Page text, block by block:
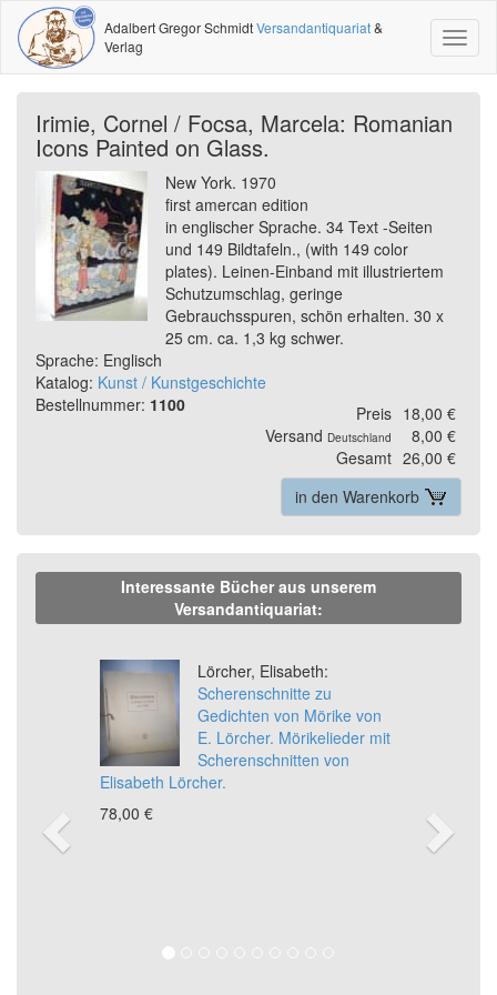
Adalbert Gregor SchmidtVersandantiquariat&
Verlag
Irimie, Cornel / Focsa, Marcela: Romanian
Icons Painted on Glass.
New York. 1970
first amercan edition
in englischer Sprache. 34 Text -Seiten
und 149 Bildtafeln., (with 149 color
plates). Leinen-Einband mit illustriertem
Schutzumschlag, geringe
Gebrauchsspuren, schön erhalten. 30 x
25 cm. ca. 1,3 kg schwer.
Sprache: Englisch
Katalog: Kunst / Kunstgeschichte
Bestellnummer: 1100 Preis 18,00 €
Versand Deutschland
8,00 €
Gesamt 26,00 €
in den Warenkorb
Interessante Bücher aus unserem
Versandantiquariat:
Lörcher, Elisabeth:
Scherenschnitte zu
Gedichten von Mörike von
E. Lörcher. Mörikelieder mit
Scherenschnitten von
Elisabeth Lörcher.
78,00 €
Previous